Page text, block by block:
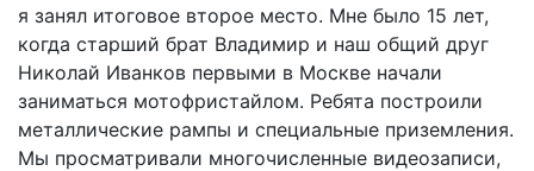
я занял итоговое второе место. Мне было 15 лет,
когда старший брат Владимир и наш общий друг
Николай Иванков первыми в Мос­кве начали
заниматься мотофристайлом. Ребята построили
металлические рампы и специальные приземления.
Мы просматривали многочисленные видеозаписи,